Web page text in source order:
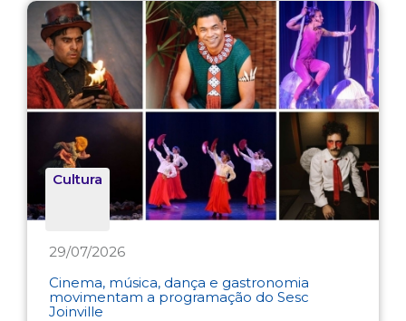
Cultura
29/07/2026
Cinema, música, dança e gastronomia
movimentam a programação do Sesc
Joinville